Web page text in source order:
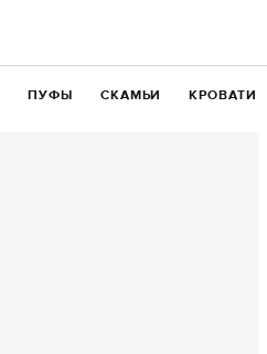
ПУФЫ СКАМЬИ КРОВАТИ